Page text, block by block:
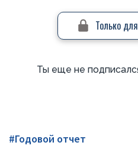
Только
Ты еще не
#Годовой отчет